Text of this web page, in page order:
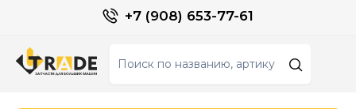
+7 (908) 653-77-61